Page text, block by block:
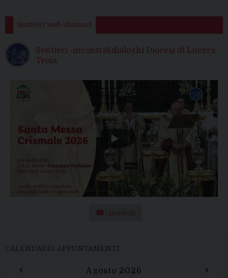
Sentieri web channel
Sentieri -incontri&dialoghi Diocesi di Lucera-
Troia
Iscriviti
CALENDARIO APPUNTAMENTI
‹ Agosto 2026 ›